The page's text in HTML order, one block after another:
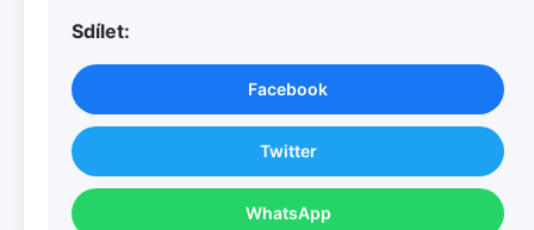
Sdílet:
Facebook
Twitter
WhatsApp